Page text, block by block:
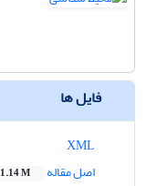
فایل ها
اصل مقاله
1.14 M